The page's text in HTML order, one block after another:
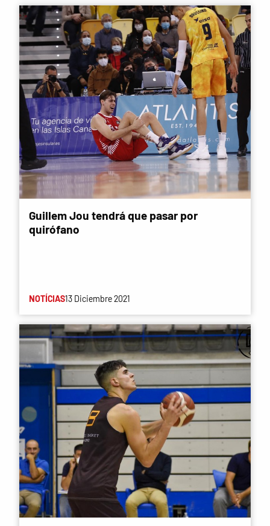
Guillem Jou tendrá que pasar por
quirófano
NOTÍCIAS13 Diciembre 2021